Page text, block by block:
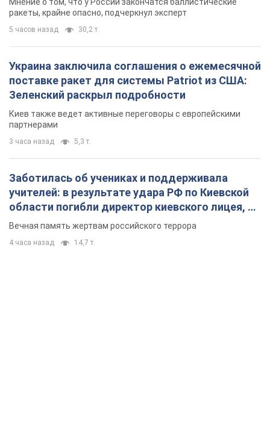
Мнение о том, что у России закончатся баллистические
ракеты, крайне опасно, подчеркнул эксперт
5 часов назад 30,2 т.
Украина заключила соглашения о ежемесячной
поставке ракет для системы Patriot из США:
Зеленский раскрыл подробности
Киев также ведет активные переговоры с европейскими
партнерами
3 часа назад 5,3 т.
Заботилась об учениках и поддерживала
учителей: в результате удара РФ по Киевской
области погибли директор киевского лицея, её
муж и внук
Вечная память жертвам российского террора
4 часа назад 14,7 т.